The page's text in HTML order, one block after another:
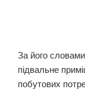
За його
підвальне
побутових